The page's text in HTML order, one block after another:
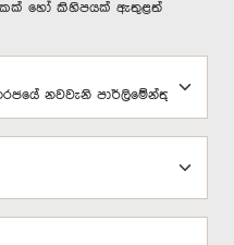
එකක් හෝ කිහිපයක් ඇතුළත්